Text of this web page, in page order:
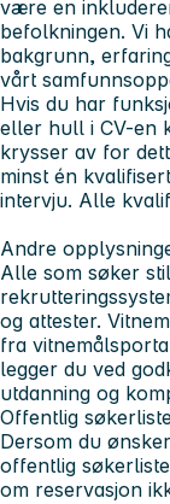
være en
befolkningen. Vi
bakgrunn,
vårt
Hvis du har
eller hull i CV-en
krysser av for
minst én
intervju. Alle
Andre
Alle som søker
og attester.
fra
legger du ved
utdanning og
Offentlig
Dersom du
offentlig
om reservasjon